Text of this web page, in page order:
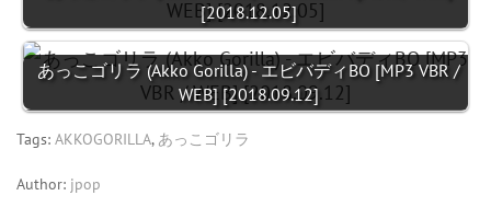
[2018.12.05]
あっこゴリラ (Akko Gorilla) - エビバディBO [MP3 VBR /
WEB] [2018.09.12]
Tags: AKKOGORILLA, あっこゴリラ
Author: jpop